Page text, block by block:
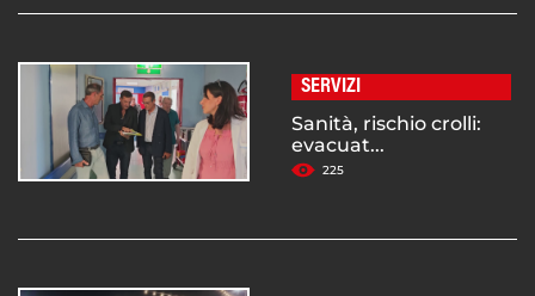
SERVIZI
Sanità, rischio crolli:
evacuat...
225